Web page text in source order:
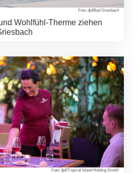
Foto: djd/Bad Griesbach
Wohlfühl-Therme ziehen
Foto: djd/Tropical Island Holding GmbH